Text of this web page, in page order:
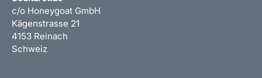
c/o Honeygoat GmbH
Kägenstrasse 21
4153 Reinach
Schweiz